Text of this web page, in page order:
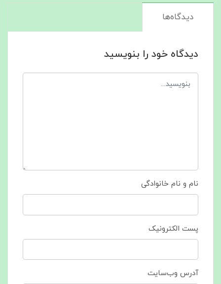
دیدگاه‌ها
دیدگاه خود را بنویسید
نام و نام خانوادگی
پست الکترونیک
آدرس وب‌سایت